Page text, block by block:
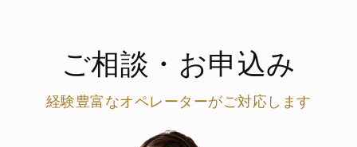
ご相談・お申込み
経験豊富なオペレーターがご対応します